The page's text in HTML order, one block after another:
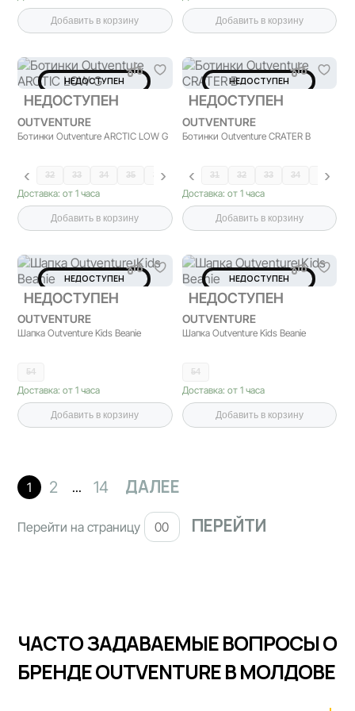
Добавить в корзину Добавить в корзину
НЕДОСТУПЕН
НЕДОСТУПЕН
OUTVENTURE
Ботинки Outventure ARCTIC LOW G
32 33 34 35 36 37 38
Доставка: от 1 часа
Добавить в корзину
НЕДОСТУПЕН
НЕДОСТУПЕН
OUTVENTURE
Ботинки Outventure CRATER B
31 32 33 34 35
Доставка: от 1 часа
Добавить в корзину
НЕДОСТУПЕН
НЕДОСТУПЕН
OUTVENTURE
Шапка Outventure Kids Beanie
54
Доставка: от 1 часа
Добавить в корзину
НЕДОСТУПЕН
НЕДОСТУПЕН
OUTVENTURE
Шапка Outventure Kids Beanie
54
Доставка: от 1 часа
Добавить в корзину
1 2 ... 14 ДАЛЕЕ
Перейти на страницу
ЧАСТО ЗАДАВАЕМЫЕ ВОПРОСЫ О
БРЕНДЕ OUTVENTURE В МОЛДОВЕ